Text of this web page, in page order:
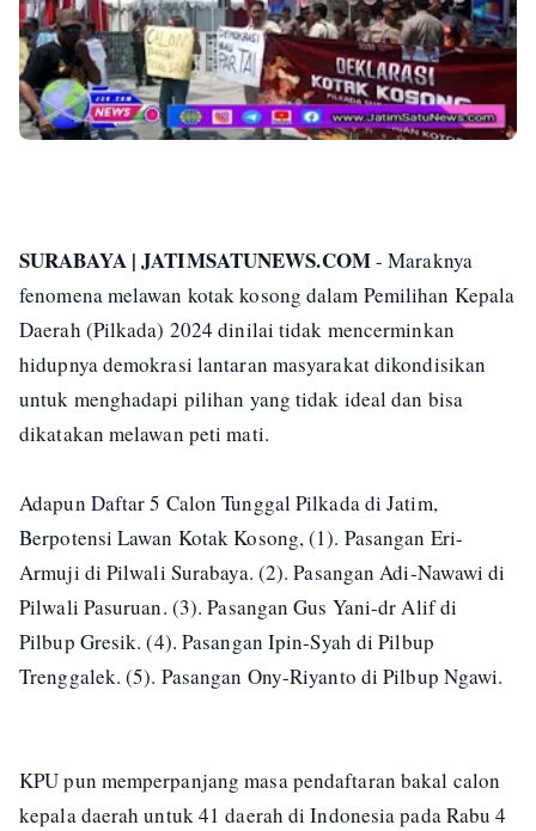
SURABAYA | JATIMSATUNEWS.COM- Maraknya
fenomena melawan kotak kosong dalam Pemilihan Kepala
Daerah (Pilkada) 2024 dinilai tidak mencerminkan
hidupnya demokrasi lantaran masyarakat dikondisikan
untuk menghadapi pilihan yang tidak ideal dan bisa
dikatakan melawan peti mati.
Adapun Daftar 5 Calon Tunggal Pilkada di Jatim,
Berpotensi Lawan Kotak Kosong, (1). Pasangan Eri-
Armuji di Pilwali Surabaya. (2). Pasangan Adi-Nawawi di
Pilwali Pasuruan. (3). Pasangan Gus Yani-dr Alif di
Pilbup Gresik. (4). Pasangan Ipin-Syah di Pilbup
Trenggalek. (5). Pasangan Ony-Riyanto di Pilbup Ngawi.
KPU pun memperpanjang masa pendaftaran bakal calon
kepala daerah untuk 41 daerah di Indonesia pada Rabu 4